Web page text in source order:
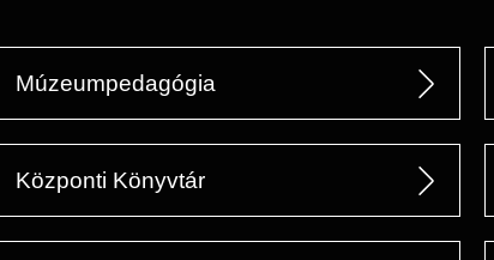
Múzeumpedagógia
Központi Könyvtár